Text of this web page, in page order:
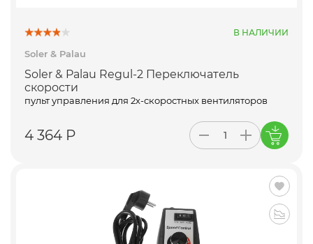
В НАЛИЧИИ
Soler & Palau
Soler & Palau Regul-2 Переключатель
скорости
пульт управления для 2х-скоростных вентиляторов
4 364 Р